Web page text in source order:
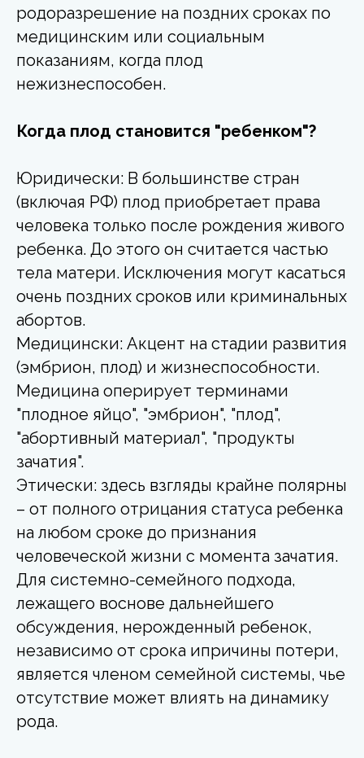
родоразрешение на поздних сроках по
медицинским или социальным
показаниям, когда плод
нежизнеспособен.
Когда плод становится "ребенком"?
Юридически: В большинстве стран
(включая РФ) плод приобретает права
человека только после рождения живого
ребенка. До этого он считается частью
тела матери. Исключения могут касаться
очень поздних сроков или криминальных
абортов.
Медицински: Акцент на стадии развития
(эмбрион, плод) и жизнеспособности.
Медицина оперирует терминами
"плодное яйцо", "эмбрион", "плод",
"абортивный материал", "продукты
зачатия".
Этически: здесь взгляды крайне полярны
– от полного отрицания статуса ребенка
на любом сроке до признания
человеческой жизни с момента зачатия.
Для системно-семейного подхода,
лежащего воснове дальнейшего
обсуждения, нерожденный ребенок,
независимо от срока ипричины потери,
является членом семейной системы, чье
отсутствие может влиять на динамику
рода.